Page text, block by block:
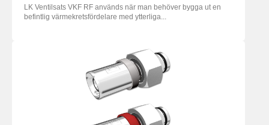
LK Ventilsats VKF RF används när man behöver bygga ut en
befintlig värmekretsfördelare med ytterliga...